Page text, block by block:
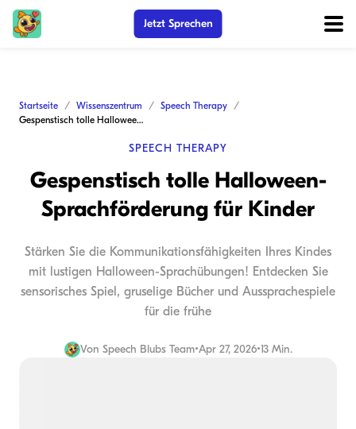
Jetzt Sprechen
Startseite Wissenszentrum
Speech Therapy
Gespenstisch tolle Halloween-Sprachförderung für Kinder
SPEECH THERAPY
Gespenstisch tolle Halloween-
Sprachförderung für Kinder
Stärken Sie die Kommunikationsfähigkeiten Ihres Kindes
mit lustigen Halloween-Sprachübungen! Entdecken Sie
sensorisches Spiel, gruselige Bücher und Aussprachespiele
für die frühe
Von Speech Blubs Team•Apr 27, 2026•13 Min.